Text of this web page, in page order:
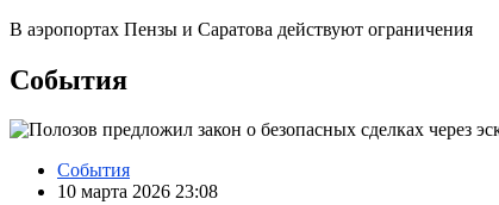
В аэропортах Пензы и Саратова действуют ограничения
События
События
10 марта 2026 23:08